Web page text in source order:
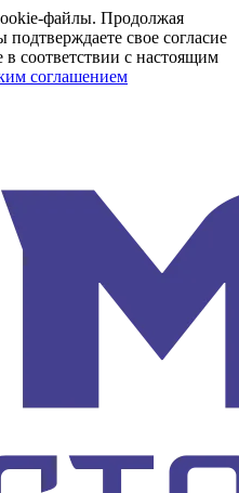
файлы. Продолжая
свое согласие
соответствии с настоящим
соглашением